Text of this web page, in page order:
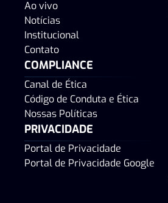
Ao vivo
Notícias
Institucional
Contato
COMPLIANCE
Canal de Ética
Código de Conduta e Ética
Nossas Políticas
PRIVACIDADE
Portal de Privacidade
Portal de Privacidade Google